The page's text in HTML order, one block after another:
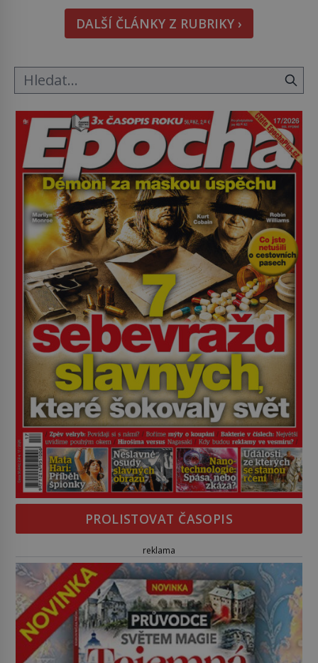
pověsil Napoleon? Samotný císař Napoleon
Bonaparte (1769–1821) má pro malbu slabost, a
tak si ji ještě jako první konzul přemístí do své
DALŠÍ ČLÁNKY Z RUBRIKY ›
PROLISTOVAT ČASOPIS
reklama